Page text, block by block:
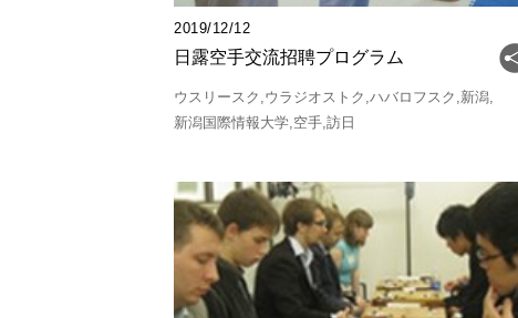
2019/12/12
日露空手交流招聘プログラム
ウスリースク ウラジオストク ハバロフスク 新潟
新潟国際情報大学 空手 訪日